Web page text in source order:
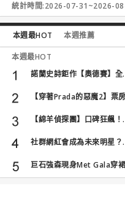
統計時間:2026-07-31~2026-
本週最HOT 本週推薦
本週最HOT
諾蘭史詩鉅作【奧德賽】全
【穿著Prada的惡魔2】票房
【綿羊偵探團】口碑狂飆！
社群網紅會成為未來明星？
巨石強森現身Met Gala穿裙
子...